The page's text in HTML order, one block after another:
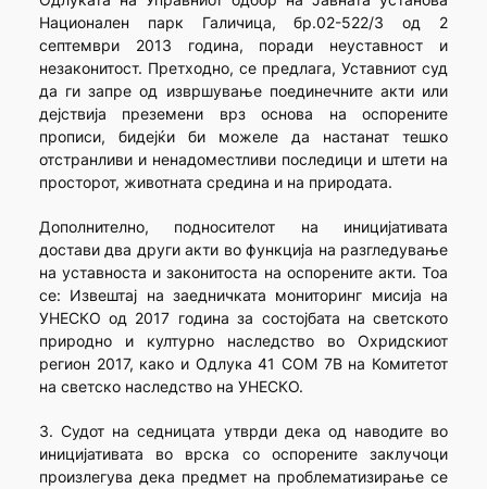
Национален парк Галичица, бр.02-522/3 од 2
септември 2013 година, поради неуставност и
незаконитост. Претходно, се предлага, Уставниот суд
да ги запре од извршување поединечните акти или
дејствија преземени врз основа на оспорените
прописи, бидејќи би можеле да настанат тешко
отстранливи и ненадоместливи последици и штети на
просторот, животната средина и на природата.
Дополнително, подносителот на иницијативата
достави два други акти во функција на разгледување
на уставноста и законитоста на оспорените акти. Тоа
се: Извештај на заедничката мониторинг мисија на
УНЕСКО од 2017 година за состојбата на светското
природно и културно наследство во Охридскиот
регион 2017, како и Одлука 41 COM 7B на Комитетот
на светско наследство на УНЕСКО.
3. Судот на седницата утврди дека од наводите во
иницијативата во врска со оспорените заклучоци
произлегува дека предмет на проблематизирање се